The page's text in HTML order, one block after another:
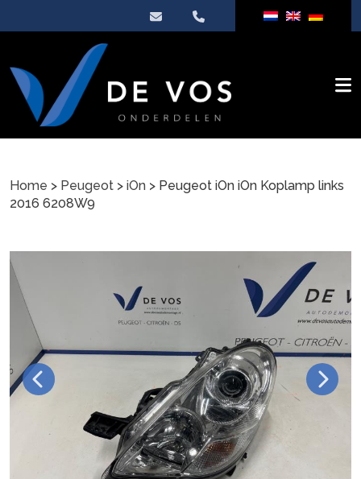
Home > Peugeot > iOn > Peugeot iOn iOn Koplamp links
2016 6208W9